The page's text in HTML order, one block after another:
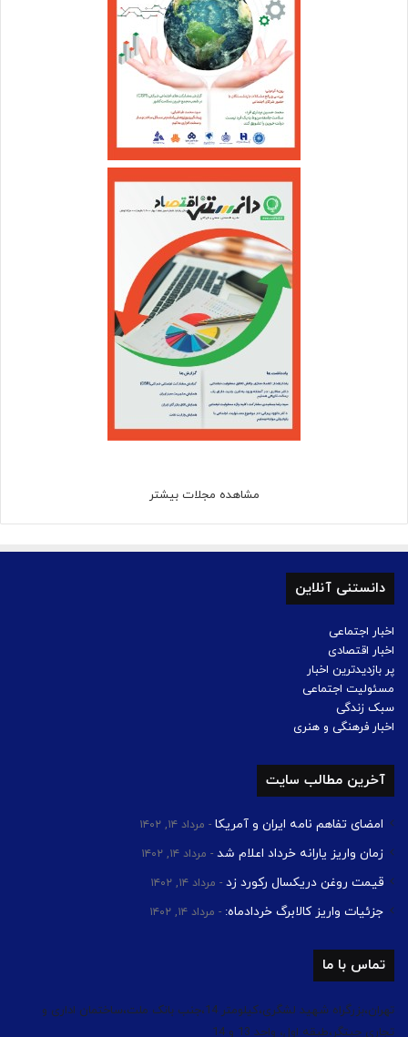
مشاهده مجلات بیشتر
دانستنی آنلاین
اخبار اجتماعی
اخبار اقتصادی
پر بازدیدترین اخبار
مسئولیت اجتماعی
سبک زندگی
اخبار فرهنگی و هنری
آخرین مطالب سایت
امضای تفاهم نامه ایران و آمریکا مرداد ۱۴, ۱۴۰۲
زمان واریز یارانه خرداد اعلام شد مرداد ۱۴, ۱۴۰۲
قیمت روغن دریکسال رکورد زد مرداد ۱۴, ۱۴۰۲
جزئیات واریز کالابرگ خردادماه: مرداد ۱۴, ۱۴۰۲
تماس با ما
تهران،بزرگراه شهید لشگری،کیلومتر 14،جنب بانک ملت،ساختمان اداری و
تجاری چیتگر،طبقه اول، واحد 13 و 14